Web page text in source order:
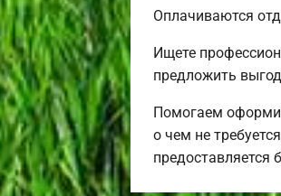
Оплачиваются
Ищете
предложить
Помогаем
о чем не
предоставляется